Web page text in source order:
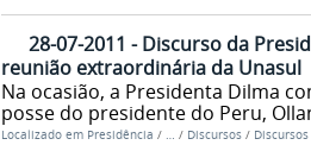
28-07-2011 - Discurso da
reunião extraordinária da Unasul
Na ocasião, a Presidenta Dilma
posse do presidente do Peru,
Localizado em Presidência / … / Discursos /